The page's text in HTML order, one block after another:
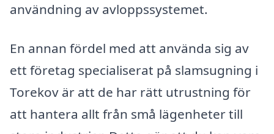
användning av avloppssystemet.
En annan fördel med att använda sig av
ett företag specialiserat på slamsugning i
Torekov är att de har rätt utrustning för
att hantera allt från små lägenheter till